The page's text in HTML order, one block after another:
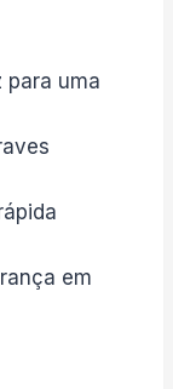
para uma
em